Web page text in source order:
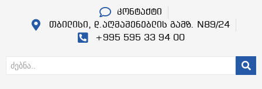
კონტაქტი
თბილისი, დ.აღმაშენებლის გამზ. N89/24
+995 595 33 94 00